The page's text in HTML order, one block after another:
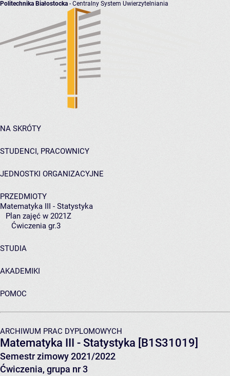
Politechnika Białostocka - Centralny System Uwierzytelniania
NA SKRÓTY
STUDENCI, PRACOWNICY
JEDNOSTKI ORGANIZACYJNE
PRZEDMIOTY
Matematyka III - Statystyka
Plan zajęć w 2021Z
Ćwiczenia gr.3
STUDIA
AKADEMIKI
POMOC
ARCHIWUM PRAC DYPLOMOWYCH
Matematyka III - Statystyka [B1S31019]
Semestr zimowy 2021/2022
Ćwiczenia, grupa nr 3